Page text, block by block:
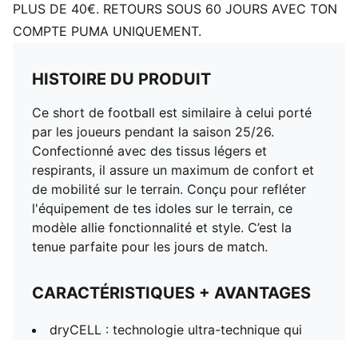
PLUS DE 40€. RETOURS SOUS 60 JOURS AVEC TON
COMPTE PUMA UNIQUEMENT.
HISTOIRE DU PRODUIT
Ce short de football est similaire à celui porté
par les joueurs pendant la saison 25/26.
Confectionné avec des tissus légers et
respirants, il assure un maximum de confort et
de mobilité sur le terrain. Conçu pour refléter
l'équipement de tes idoles sur le terrain, ce
modèle allie fonctionnalité et style. C’est la
tenue parfaite pour les jours de match.
CARACTÉRISTIQUES + AVANTAGES
dryCELL : technologie ultra-technique qui